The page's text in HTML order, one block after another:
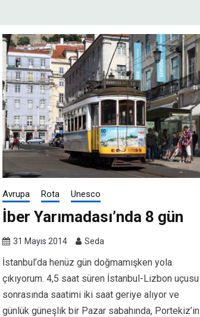
Avrupa Rota Unesco
İber Yarımadası’nda 8 gün
31 Mayıs 2014 Seda
İstanbul’da henüz gün doğmamışken yola
çıkıyorum. 4,5 saat süren İstanbul-Lizbon uçusu
sonrasında saatimi iki saat geriye alıyor ve
günlük güneşlik bir Pazar sabahında, Portekiz’in